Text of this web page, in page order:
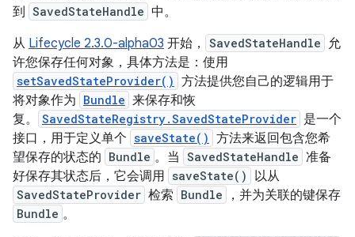
到 SavedStateHandle 中。
从 Lifecycle 2.3.0-alpha03 开始， SavedStateHandle 允
许您保存任何对象，具体方法是：使用
setSavedStateProvider() 方法提供您自己的逻辑用于
将对象作为 Bundle 来保存和恢
复。
SavedStateRegistry.SavedStateProvider 是一个
接口，用于定义单个 saveState() 方法来返回包含您希
望保存的状态的 Bundle 。当 SavedStateHandle 准备
好保存其状态后，它会调用 saveState() 以从
SavedStateProvider 检索 Bundle ，并为关联的键保存
Bundle 。